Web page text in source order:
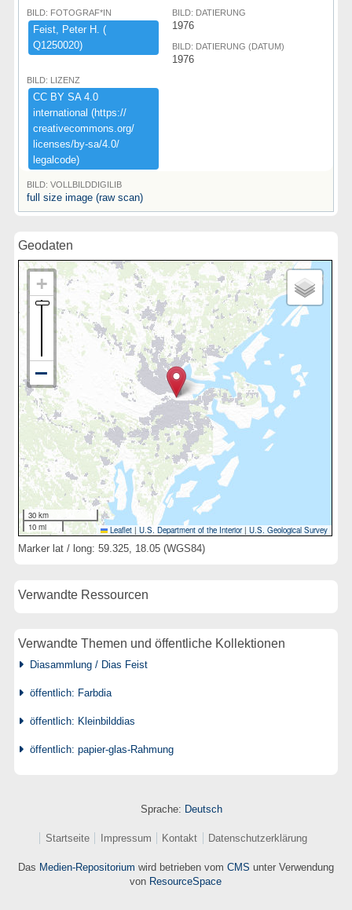
BILD: FOTOGRAF*IN
Feist,​ ​Peter ​H.​ ​(​
Q1250020)​
BILD: DATIERUNG
1976
BILD: DATIERUNG (DATUM)
1976
BILD: LIZENZ
CC ​BY ​SA ​4.​0 ​
international ​(​https:​/​/​
creativecommons.​org/​
licenses/​by-​sa/​4.​0/​
legalcode)​
BILD: VOLLBILDDIGILIB
full size image (raw scan)
Geodaten
30 km
10 mi
Leaflet | U.S. Department of the Interior|U.S. Geological Survey
Marker lat / long: 59.325, 18.05 (WGS84)
Verwandte Ressourcen
Verwandte Themen und öffentliche Kollektionen
Diasammlung / Dias Feist
öffentlich: Farbdia
öffentlich: Kleinbilddias
öffentlich: papier-glas-Rahmung
Sprache: Deutsch
Startseite Impressum Kontakt Datenschutzerklärung
Das Medien-Repositorium wird betrieben vom CMS unter Verwendung
von ResourceSpace